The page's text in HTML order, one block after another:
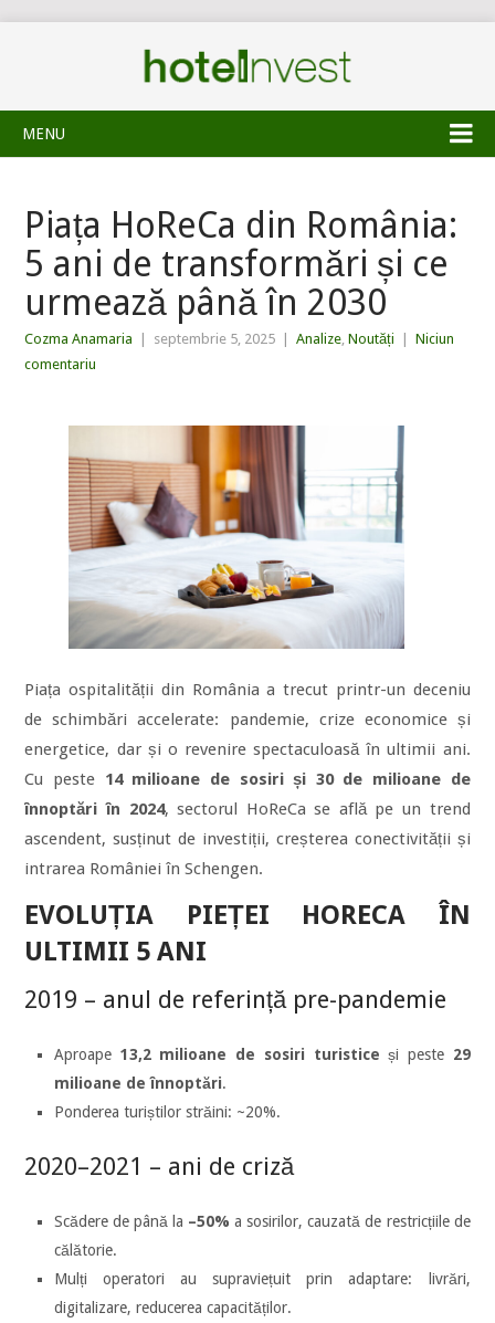
MENU
Piața HoReCa din România:
5 ani de transformări și ce
urmează până în 2030
Cozma Anamaria septembrie 5, 2025 Analize,Noutăți
Niciun
comentariu
Piața ospitalității din România a trecut printr-un deceniu
de schimbări accelerate: pandemie, crize economice și
energetice, dar și o revenire spectaculoasă în ultimii ani.
Cu peste 14 milioane de sosiri și 30 de milioane de
înnoptări în 2024, sectorul HoReCa se află pe un trend
ascendent, susținut de investiții, creșterea conectivității și
intrarea României în Schengen.
EVOLUȚIA PIEȚEI HORECA ÎN
ULTIMII 5 ANI
2019 – anul de referință pre-pandemie
Aproape 13,2 milioane de sosiri turistice și peste 29
milioane de înnoptări.
Ponderea turiștilor străini: ~20%.
2020–2021 – ani de criză
Scădere de până la –50% a sosirilor, cauzată de restricțiile de
călătorie.
Mulți operatori au supraviețuit prin adaptare: livrări,
digitalizare, reducerea capacităților.